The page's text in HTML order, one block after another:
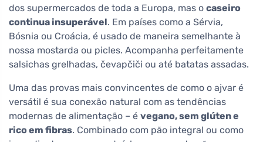
dos supermercados de toda a Europa, mas o caseiro
continua insuperável. Em países como a Sérvia,
Bósnia ou Croácia, é usado de maneira semelhante à
nossa mostarda ou picles. Acompanha perfeitamente
salsichas grelhadas, čevapčiči ou até batatas assadas.
Uma das provas mais convincentes de como o ajvar é
versátil é sua conexão natural com as tendências
modernas de alimentação – é vegano, sem glúten e
rico em fibras. Combinado com pão integral ou como